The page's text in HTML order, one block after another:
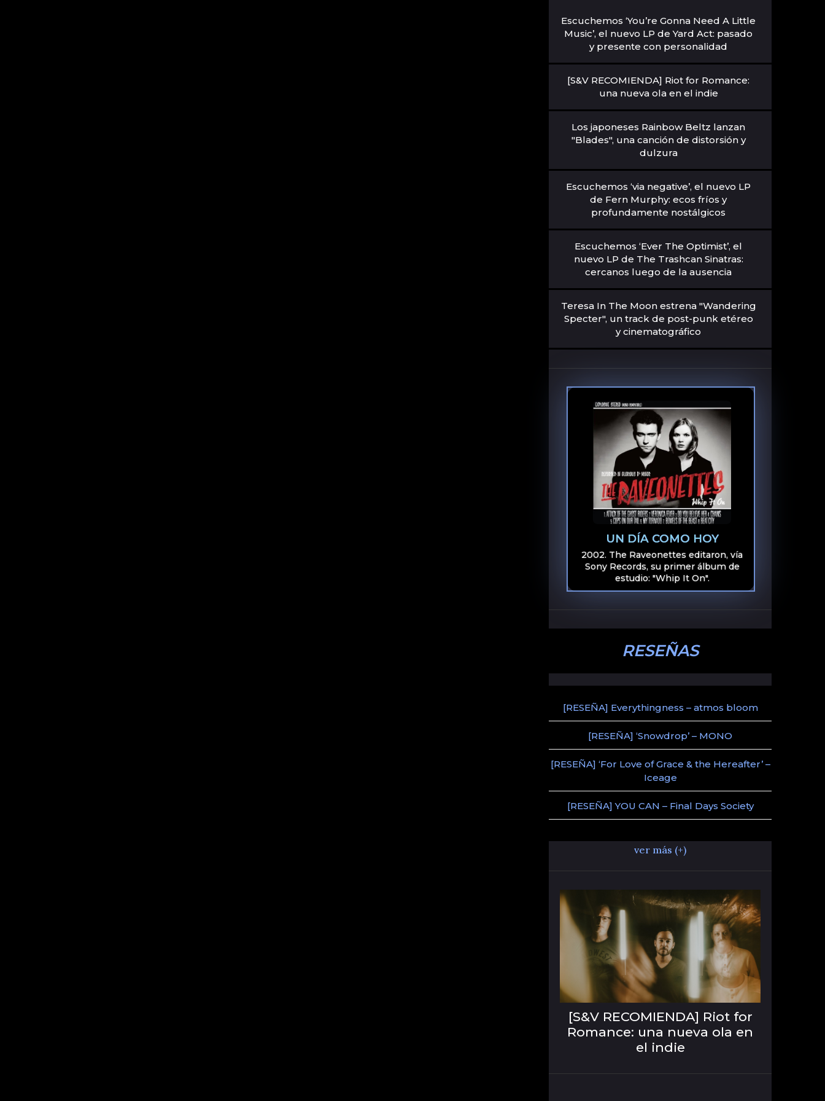
Escuchemos ‘You’re Gonna Need A Little
Music’, el nuevo LP de Yard Act: pasado
y presente con personalidad
[S&V RECOMIENDA] Riot for Romance:
una nueva ola en el indie
Los japoneses Rainbow Beltz lanzan
"Blades", una canción de distorsión y
dulzura
Escuchemos ‘via negative’, el nuevo LP
de Fern Murphy: ecos fríos y
profundamente nostálgicos
Escuchemos ‘Ever The Optimist’, el
nuevo LP de The Trashcan Sinatras:
cercanos luego de la ausencia
Teresa In The Moon estrena "Wandering
Specter", un track de post-punk etéreo
y cinematográfico
UN DÍA COMO HOY
2002. The Raveonettes editaron, vía
Sony Records, su primer álbum de
estudio: "Whip It On".
RESEÑAS
[RESEÑA] Everythingness – atmos bloom
[RESEÑA] ‘Snowdrop’ – MONO
[RESEÑA] ‘For Love of Grace & the Hereafter’ –
Iceage
[RESEÑA] YOU CAN – Final Days Society
ver más (+)
[S&V RECOMIENDA] Riot for
Romance: una nueva ola en
el indie